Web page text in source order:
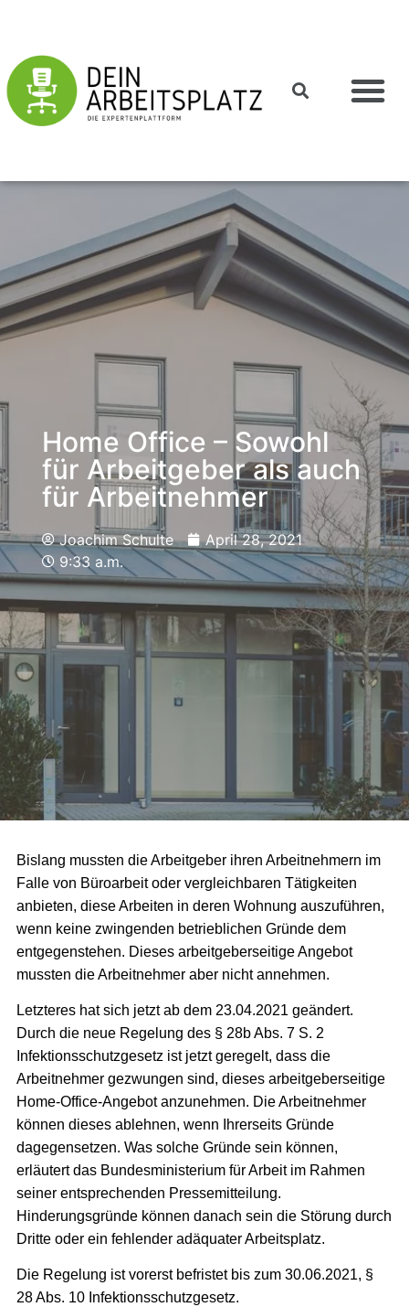
Home Office – Sowohl
für Arbeitgeber als auch
für Arbeitnehmer
Joachim Schulte
April 28, 2021
9:33 a.m.
Bislang mussten die Arbeitgeber ihren Arbeitnehmern im
Falle von Büroarbeit oder vergleichbaren Tätigkeiten
anbieten, diese Arbeiten in deren Wohnung auszuführen,
wenn keine zwingenden betrieblichen Gründe dem
entgegenstehen. Dieses arbeitgeberseitige Angebot
mussten die Arbeitnehmer aber nicht annehmen.
Letzteres hat sich jetzt ab dem 23.04.2021 geändert.
Durch die neue Regelung des § 28b Abs. 7 S. 2
Infektionsschutzgesetz ist jetzt geregelt, dass die
Arbeitnehmer gezwungen sind, dieses arbeitgeberseitige
Home-Office-Angebot anzunehmen. Die Arbeitnehmer
können dieses ablehnen, wenn Ihrerseits Gründe
dagegensetzen. Was solche Gründe sein können,
erläutert das Bundesministerium für Arbeit im Rahmen
seiner entsprechenden Pressemitteilung.
Hinderungsgründe können danach sein die Störung durch
Dritte oder ein fehlender adäquater Arbeitsplatz.
Die Regelung ist vorerst befristet bis zum 30.06.2021, §
28 Abs. 10 Infektionsschutzgesetz.